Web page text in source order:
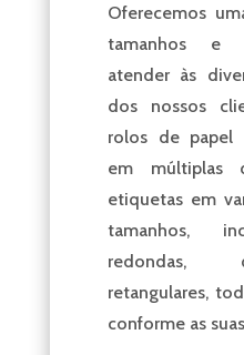
Oferecemos
tamanhos e
atender às
dos nossos
rolos de papel
em múltiplas
etiquetas em
tamanhos,
redondas,
retangulares,
conforme as